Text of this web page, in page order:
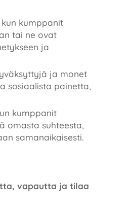
kumppanit
tai ne ovat
ja
ja monet
sosiaalista painetta,
kumppanit
omasta suhteesta,
samanaikaisesti.
vapautta ja tilaa